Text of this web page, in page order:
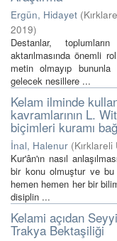
Ergün, Hidayet (
2019)
Destanlar,
aktarılmasında önemli
metin olmayıp bununla
gelecek nesillere ...
Kelam ilminde
kavramlarının L.
biçimleri kuramı
İnal, Halenur (
Kur'ân'ın nasıl
bir konu olmuştur ve
hemen hemen her bir
disiplin ...
Kelami açıdan
Trakya Bektaşiliği